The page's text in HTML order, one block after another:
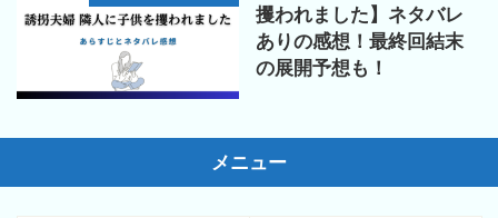
攫われました】ネタバレ
ありの感想！最終回結末
の展開予想も！
メニュー